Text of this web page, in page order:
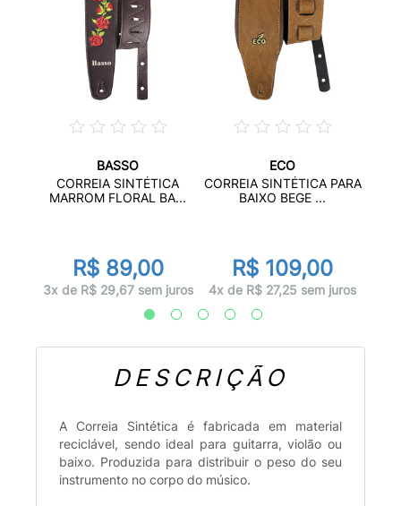
BASSO
CORREIA SINTÉTICA
MARROM FLORAL BA...
R$ 89,00
3x de R$ 29,67 sem juros
ECO
CORREIA SINTÉTICA PARA
BAIXO BEGE ...
R$ 109,00
4x de R$ 27,25 sem juros
DESCRIÇÃO
A Correia Sintética é fabricada em material
reciclável, sendo ideal para guitarra, violão ou
baixo. Produzida para distribuir o peso do seu
instrumento no corpo do músico.